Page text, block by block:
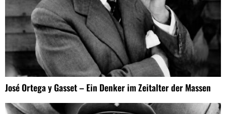
José Ortega y Gasset – Ein Denker im Zeitalter der Massen